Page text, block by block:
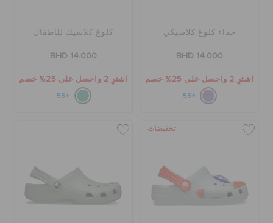
حذاء كلوغ كلاسيكي
BHD 14.000
اشترِ 2 واحصل على 25% خصم
+55
كلوغ كلاسيك للأطفال
BHD 14.000
اشترِ 2 واحصل على 25% خصم
+55
تخفيضات